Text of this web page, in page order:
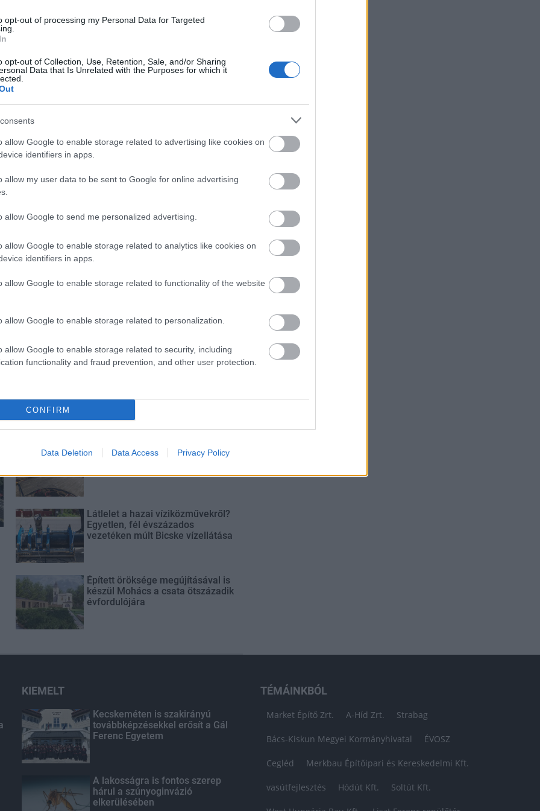
opt-out of processing my Personal Data for Targeted
opt-out of Collection, Use, Retention, Sale, and/or Sharing
Data that Is Unrelated with the Purposes for which it
allow Google to enable storage related to advertising like cookies on
identifiers in apps.
allow my user data to be sent to Google for online advertising
allow Google to send me personalized advertising.
allow Google to enable storage related to analytics like cookies on
identifiers in apps.
allow Google to enable storage related to functionality of the website
allow Google to enable storage related to personalization.
allow Google to enable storage related to security, including
functionality and fraud prevention, and other user protection.
CONFIRM
Data Deletion Data Access Privacy Policy
minimum 4-10, a csúcsérték 8 és 14 fok között
erősít a Gál hárul a szúnyoginvázió
árnyékában?
Elkészült a Liszt Ferenc repülőtér
közelében lévő logisztikai bázis út-
Látlelet a hazai víziközművekről?
Egyetlen, fél évszázados
vezetéken múlt Bicske vízellátása
Épített öröksége megújításával is
készül Mohács a csata ötszázadik
évfordulójára
KIEMELT
Kecskeméten is szakirányú
továbbképzésekkel erősít a Gál
Ferenc Egyetem
A lakosságra is fontos szerep
hárul a szúnyoginvázió
elkerülésében
TÉMÁINKBÓL
Market Építő Zrt. A-Híd Zrt. Strabag
Bács-Kiskun Megyei Kormányhivatal ÉVOSZ
Cegléd Merkbau Építőipari és Kereskedelmi Kft.
vasútfejlesztés Hódút Kft. Soltút Kft.